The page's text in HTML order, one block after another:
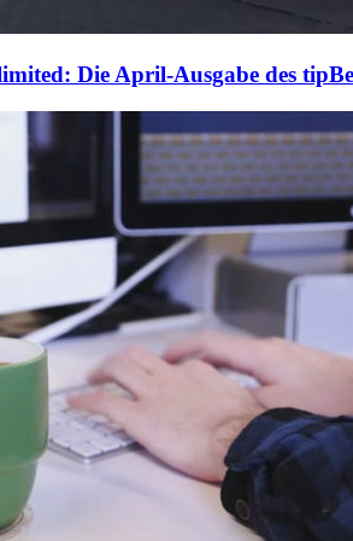
Die April-Ausgabe des